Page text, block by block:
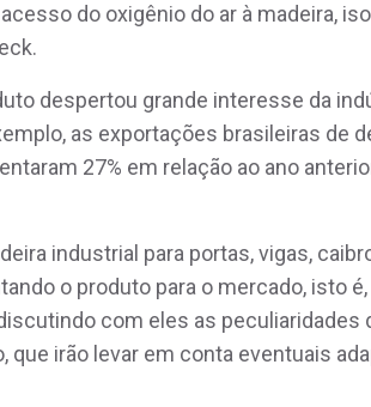
do oxigênio do ar à madeira,
despertou grande interesse da
as exportações brasileiras de
27% em relação ao ano
industrial para portas, vigas,
o produto para o mercado, isto
com eles as peculiaridades
irão levar em conta eventuais